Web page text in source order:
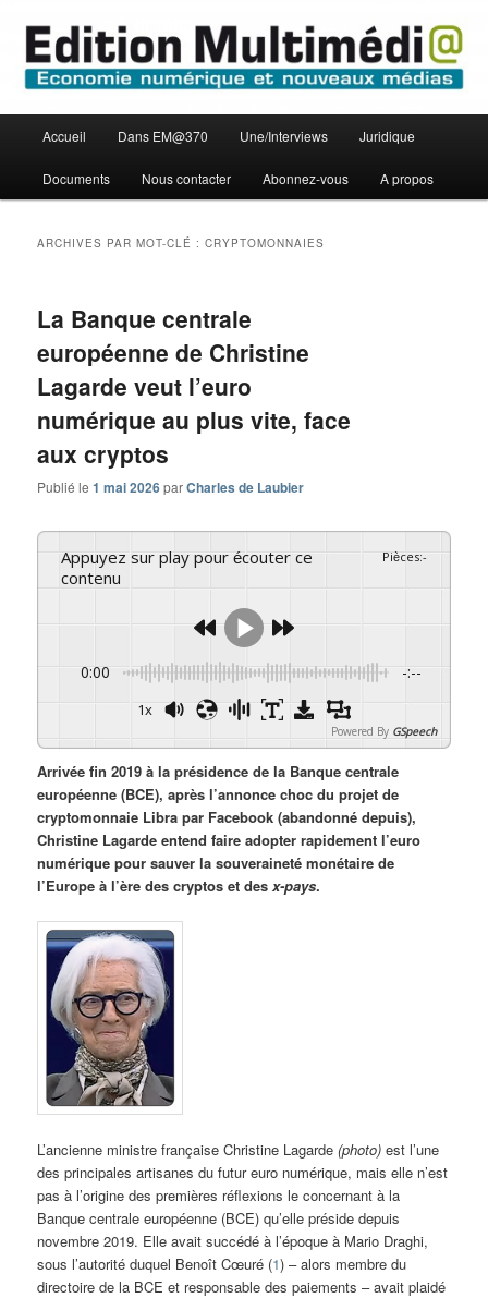
contenu
principal
contenu
secondaire
Edition Multimédi@
principal
Accueil Dans EM@370 Une/Interviews Juridique
Documents Nous contacter Abonnez-vous A propos
ARCHIVES PAR MOT-CLÉ :CRYPTOMONNAIES
La Banque centrale
européenne de Christine
Lagarde veut l’euro
numérique au plus vite, face
aux cryptos
Publié le1 mai 2026parCharles de Laubier
Appuyez sur play pour écouter ce
contenu
Pièces:-
0:00 -:--
1x
Powered By GSpeech
Arrivée fin 2019 à la présidence de la Banque centrale
européenne (BCE), après l’annonce choc du projet de
cryptomonnaie Libra par Facebook (abandonné depuis),
Christine Lagarde entend faire adopter rapidement l’euro
numérique pour sauver la souveraineté monétaire de
l’Europe à l’ère des cryptos et desx-pays.
L’ancienne ministre française Christine Lagarde(photo) est l’une
des principales artisanes du futur euro numérique, mais elle n’est
pas à l’origine des premières réflexions le concernant à la
Banque centrale européenne (BCE) qu’elle préside depuis
novembre 2019. Elle avait succédé à l’époque à Mario Draghi,
sous l’autorité duquel Benoît Cœuré (1) – alors membre du
directoire de la BCE et responsable des paiements – avait plaidé